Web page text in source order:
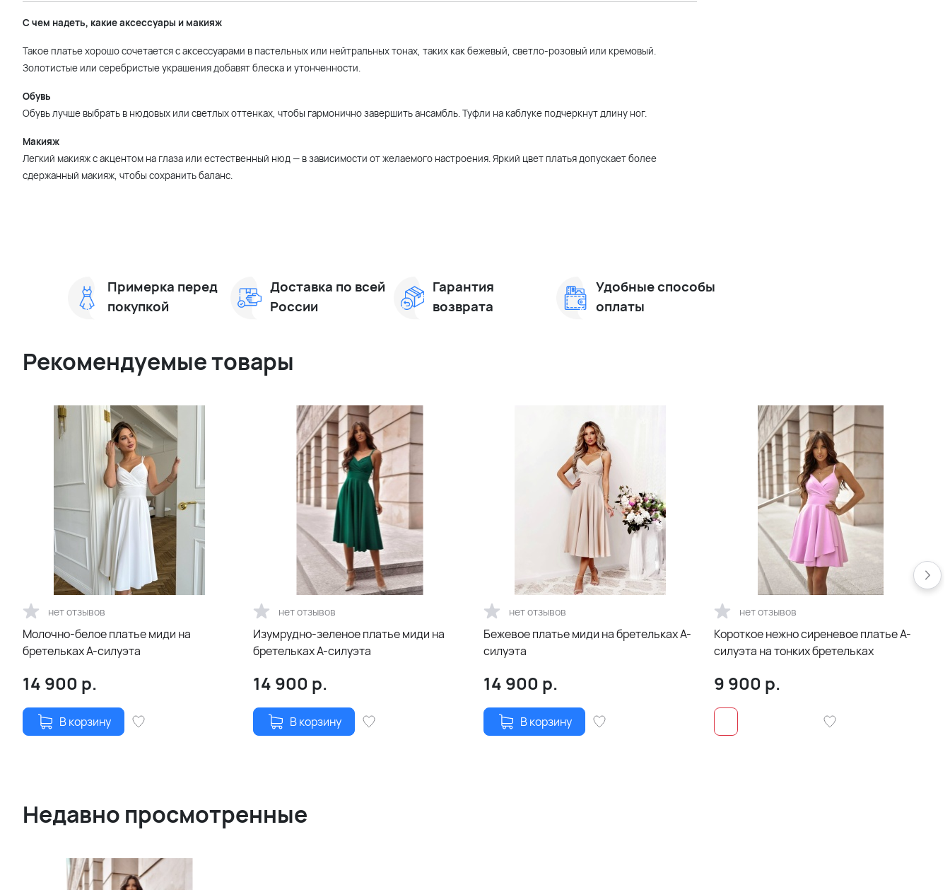
С чем надеть, какие аксессуары и макияж
Такое платье хорошо сочетается с аксессуарами в пастельных или нейтральных тонах, таких как бежевый, светло-розовый или кремовый.
Золотистые или серебристые украшения добавят блеска и утонченности.
Обувь
Обувь лучше выбрать в нюдовых или светлых оттенках, чтобы гармонично завершить ансамбль. Туфли на каблуке подчеркнут длину ног.
Макияж
Легкий макияж с акцентом на глаза или естественный нюд — в зависимости от желаемого настроения. Яркий цвет платья допускает более
сдержанный макияж, чтобы сохранить баланс.
Примерка перед
покупкой
Доставка по всей
России
Гарантия
возврата
Удобные способы
оплаты
Рекомендуемые товары
нет отзывов
Молочно-белое платье миди на
бретельках А-силуэта
14 900 р.
В корзину
нет отзывов
Изумрудно-зеленое платье миди на
бретельках А-силуэта
14 900 р.
В корзину
нет отзывов
Бежевое платье миди на бретельках А-
силуэта
14 900 р.
В корзину
нет отзывов
Короткое нежно сиреневое платье А-
силуэта на тонких бретельках
9 900 р.
Недавно просмотренные